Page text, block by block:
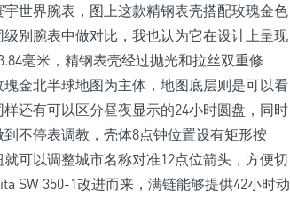
世界腕表，图上这款精钢表壳搭配玫瑰金色
别腕表中做对比，我也认为它在设计上呈现
毫米，精钢表壳经过抛光和拉丝双重修
金北半球地图为主体，地图底层则是可以看
还有可以区分昼夜显示的24小时圆盘，同时
不停表调教，壳体8点钟位置设有矩形按
可以调整城市名称对准12点位箭头，方便切
SW 350-1改进而来，满链能够提供42小时动